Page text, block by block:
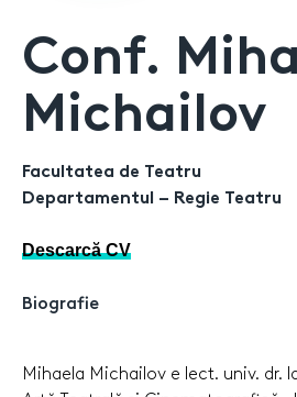
Conf.
Michailov
Facultatea de Teatru
Departamentul – Regie Teatru
Descarcă CV
Biografie
Mihaela Michailov e lect. univ. dr.